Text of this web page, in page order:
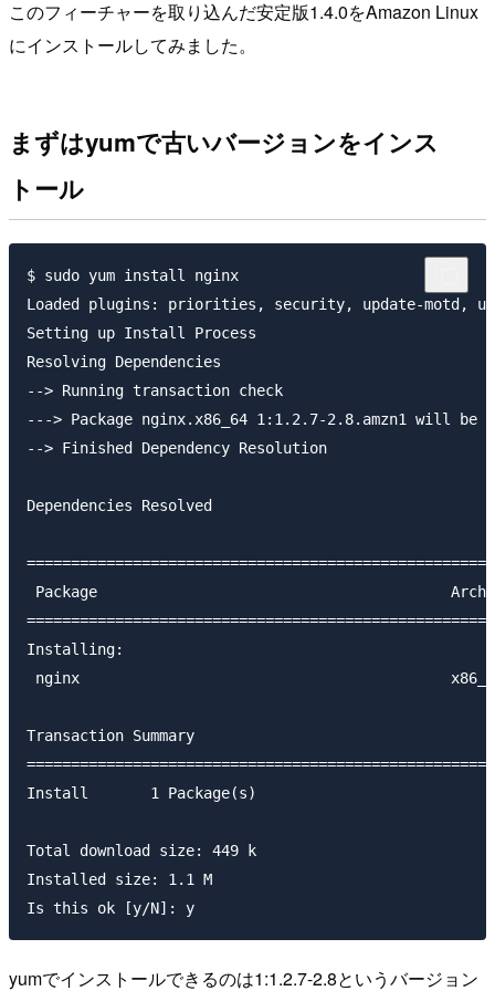
このフィーチャーを取り込んだ安定版1.4.0をAmazon Linux
にインストールしてみました。
まずはyumで古いバージョンをインス
トール
$ sudo yum install nginx
Loaded plugins: priorities, security, update-motd,
Setting up Install Process
Resolving Dependencies
--> Running transaction check
---> Package nginx.x86_64 1:1.2.7-2.8.amzn1 will be
--> Finished Dependency Resolution
Dependencies Resolved
Package
Installing:
nginx
Transaction Summary
Install       1 Package(s)
Total download size: 449 k
Installed size: 1.1 M
yumでインストールできるのは1:1.2.7-2.8というバージョン